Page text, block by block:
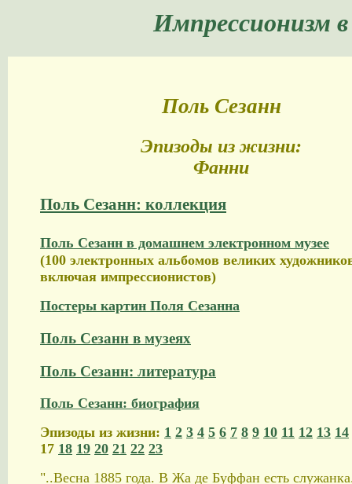
Импрессионизм
Поль Сезанн
Эпизоды из жизни:
Фанни
Поль Сезанн: коллекция
Поль Сезанн в домашнем электронном музее
(100 электронных альбомов великих
включая импрессионистов)
Постеры картин Поля Сезанна
Поль Сезанн в музеях
Поль Сезанн: литература
Поль Сезанн: биография
Эпизоды из жизни: 1 2 3 4 5 6 7 8 9 10 11 12 13 14
17 18 19 20 21 22 23
"..Весна 1885 года. В Жа де Буффан есть